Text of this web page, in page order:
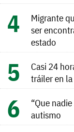
Migrante
ser
estado
Casi 24
tráiler en
“Que
autismo